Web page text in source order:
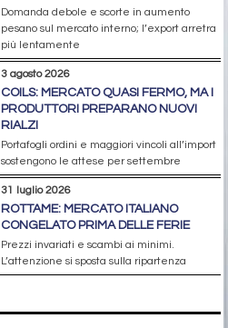
Domanda debole e scorte in aumento
pesano sul mercato interno; l’export arretra
più lentamente
3 agosto 2026
COILS: MERCATO QUASI FERMO, MA I
PRODUTTORI PREPARANO NUOVI
RIALZI
Portafogli ordini e maggiori vincoli all’import
sostengono le attese per settembre
31 luglio 2026
ROTTAME: MERCATO ITALIANO
CONGELATO PRIMA DELLE FERIE
Prezzi invariati e scambi ai minimi.
L’attenzione si sposta sulla ripartenza